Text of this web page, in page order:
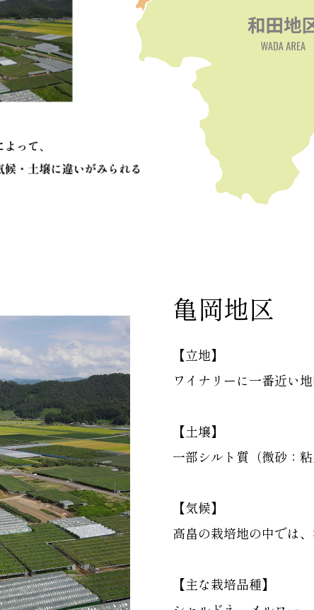
亀岡地区
【立地】
ワイナリーに一番近い
【土壌】
一部シルト質（微砂：
【気候】
高畠の栽培地の中では
【主な栽培品種】